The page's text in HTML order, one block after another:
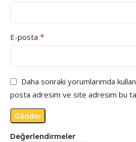
Değerlendirmeler
E-posta *
Daha sonraki yorumlarımda
posta adresim ve site adresim bu